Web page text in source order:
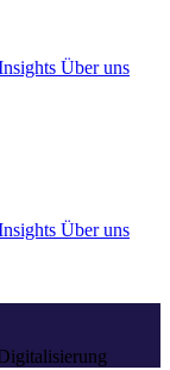
Über uns
Über uns